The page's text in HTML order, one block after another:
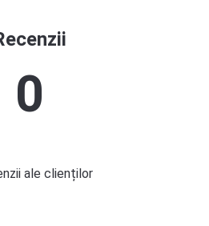
0
ale clienților